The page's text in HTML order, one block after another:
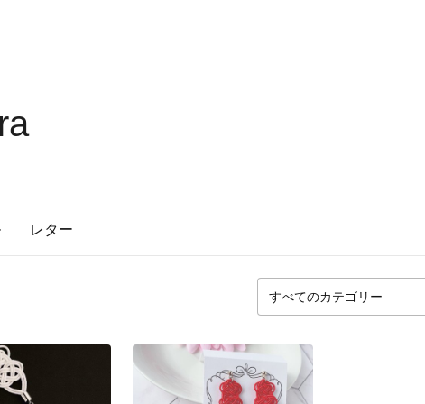
レター